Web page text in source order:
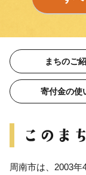
まちのご
寄付金の使
周南市は、2003